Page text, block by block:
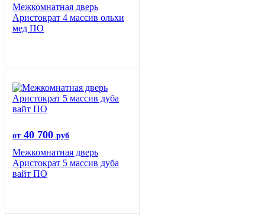
Межкомнатная дверь
Аристократ 4 массив ольхи
мед ПО
от 40 700 руб
Межкомнатная дверь
Аристократ 5 массив дуба
вайт ПО